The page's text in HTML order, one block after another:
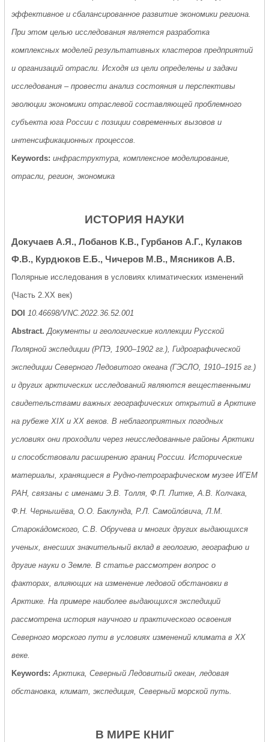
эффективное и сбалансированное развитие экономики региона.
При этом целью исследования является разработка
комплексных моделей результативных кластеров предприятий
и организаций отрасли. Исходя из цели определены и задачи
исследования – провести анализ состояния и перспективы
эволюции экономики отраслевой составляющей проблемного
субъекта юга России с позиции современных вызовов и
интенсификационных процессов.
Keywords: инфраструктура, комплексное моделирование,
отрасли, регион, экономика
ИСТОРИЯ НАУКИ
Докучаев А.Я., Лобанов К.В., Гурбанов А.Г., Кулаков
Ф.В., Курдюков Е.Б., Чичеров М.В., Мясников А.В.
Полярные исследования в условиях климатических изменений
(Часть 2.XX век)
DOI
10.46698/VNC.2022.36.52.001
Abstract. Документы и геологические коллекции Русской
Полярной экспедиции (РПЭ, 1900–1902 гг.), Гидрографической
экспедиции Северного Ледовитого океана (ГЭСЛО, 1910–1915 гг.)
и других арктических исследований являются вещественными
свидетельствами важных географических открытий в Арктике
на рубеже XIX и XX веков. В неблагоприятных погодных
условиях они проходили через неисследованные районы Арктики
и способствовали расширению границ России. Исторические
материалы, хранящиеся в Рудно-петрографическом музее ИГЕМ
РАН, связаны с именами Э.В. Толля, Ф.П. Литке, А.В. Колчака,
Ф.Н. Чернышёва, О.О. Баклунда, Р.Л. Самойло́вича, Л.М.
Старокáдомского, С.В. Обручева и многих других выдающихся
ученых, внесших значительный вклад в геологию, географию и
другие науки о Земле. В статье рассмотрен вопрос о
факторах, влияющих на изменение ледовой обстановки в
Арктике. На примере наиболее выдающихся экспедиций
рассмотрена история научного и практического освоения
Северного морского пути в условиях изменений климата в XX
веке.
Keywords: Арктика, Северный Ледовитый океан, ледовая
обстановка, климат, экспедиция, Северный морской путь.
В МИРЕ КНИГ